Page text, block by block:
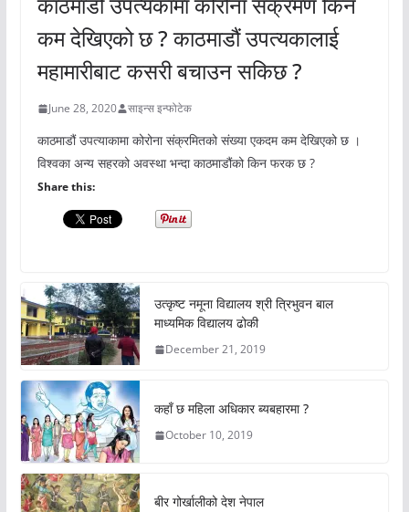
कम देखिएको छ ? काठमाडौं उपत्यकालाई
महामारीबाट कसरी बचाउन सकिछ ?
June 28, 2020 साइन्स इन्फोटेक
काठमाडौं उपत्याकामा कोरोना संक्रमितको संख्या एकदम कम देखिएको छ ।
विश्वका अन्य सहरको अवस्था भन्दा काठमाडौंको किन फरक छ ?
Share this:
उत्कृष्ट नमूना विद्यालय श्री त्रिभुवन बाल
माध्यमिक विद्यालय ढोकी
December 21, 2019
कहाँ छ महिला अधिकार ब्यबहारमा ?
October 10, 2019
बीर गोर्खालीको देश नेपाल